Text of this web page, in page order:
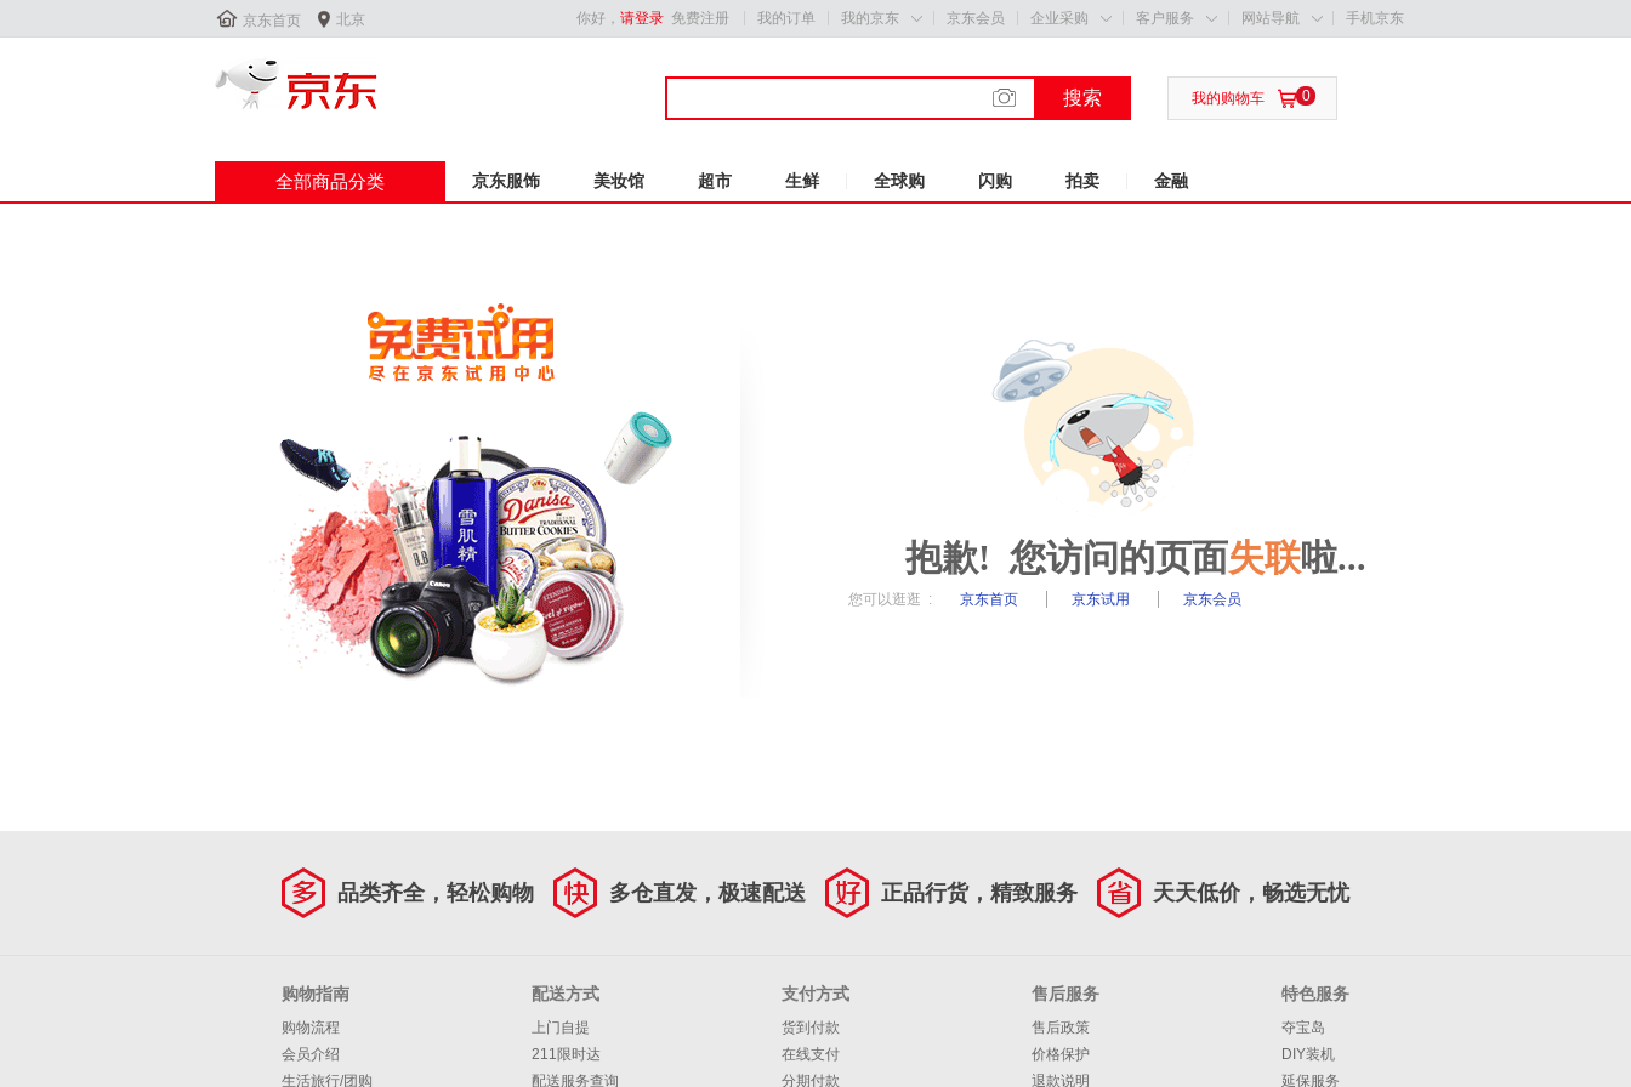
 京东首页  北京 你好， 请登录 免费注册 我的订单 我的京东  京东会员 企业采购  客户服务  网站导航  手机京东
搜索  0
我的购物车
全部商品分类 京东服饰 美妆馆 超市 生鲜 全球购 闪购 拍卖 金融
抱歉! 您访问的页面失联啦...
您可以逛逛 : 京东首页 京东试用 京东会员
品类齐全，轻松购物 多仓直发，极速配送 正品行货，精致服务 天天低价，畅选无忧
购物指南
购物流程
会员介绍
生活旅行/团购
配送方式
上门自提
211限时达
配送服务查询
支付方式
货到付款
在线支付
分期付款
售后服务
售后政策
价格保护
退款说明
特色服务
夺宝岛
DIY装机
延保服务